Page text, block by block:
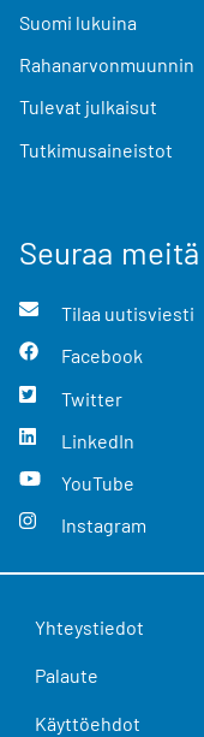
Suomi lukuina
Rahanarvonmuunnin
Tulevat julkaisut
Tutkimusaineistot
Seuraa meitä
Tilaa uutisviesti
Facebook
Twitter
LinkedIn
YouTube
Instagram
Yhteystiedot
Palaute
Käyttöehdot